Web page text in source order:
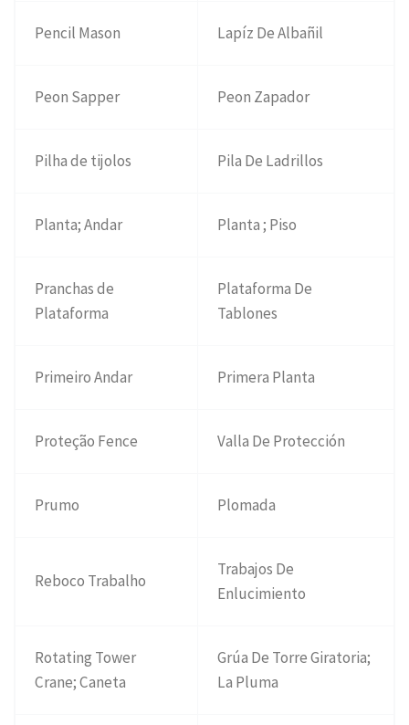
Pencil Mason Lapíz De Albañil
Peon Sapper Peon Zapador
Pilha de tijolos Pila De Ladrillos
Planta; Andar Planta ; Piso
Pranchas de
Plataforma
Plataforma De
Tablones
Primeiro Andar Primera Planta
Proteção Fence Valla De Protección
Prumo Plomada
Reboco Trabalho
Trabajos De
Enlucimiento
Rotating Tower
Crane; Caneta
Grúa De Torre Giratoria;
La Pluma